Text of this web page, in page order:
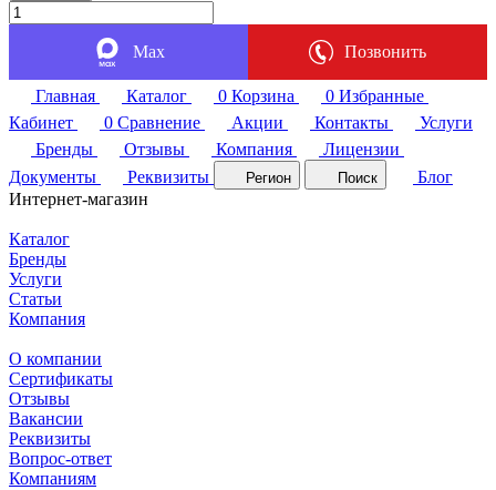
Max Позвонить
Главная Каталог 0 Корзина 0 Избранные
Кабинет
0 Сравнение Акции Контакты
Услуги
Бренды
Отзывы Компания
Лицензии
Документы
Реквизиты Регион Поиск
Блог
Интернет-магазин
Каталог
Бренды
Услуги
Статьи
Компания
О компании
Сертификаты
Отзывы
Вакансии
Реквизиты
Вопрос-ответ
Компаниям